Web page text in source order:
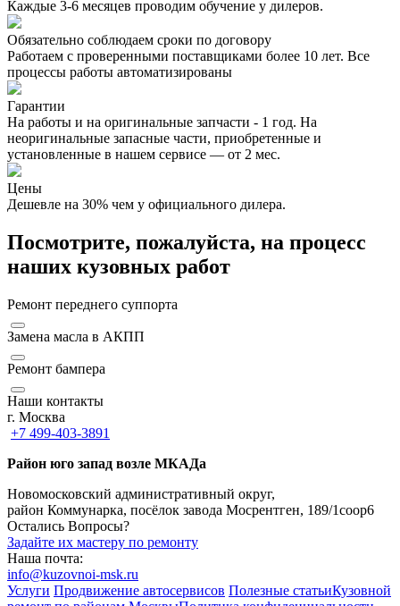
Каждые 3-6 месяцев проводим обучение у дилеров.
Обязательно соблюдаем сроки по договору
Работаем с проверенными поставщиками более 10 лет. Все
процессы работы автоматизированы
Гарантии
На работы и на оригинальные запчасти - 1 год. На
неоригинальные запасные части, приобретенные и
установленные в нашем сервисе — от 2 мес.
Цены
Дешевле на 30% чем у официального дилера.
Посмотрите, пожалуйста, на процесс
наших кузовных работ
Ремонт переднего суппорта
Замена масла в АКПП
Ремонт бампера
Наши контакты
г. Москва
+7 499-403-3891
Район юго запад возле МКАДа
Новомосковский административный округ,
район Коммунарка, посёлок завода Мосрентген, 189/1соор6
Остались Вопросы?
Задайте их мастеру по ремонту
Наша почта:
info@kuzovnoi-msk.ru
Услуги Продвижение автосервисов Полезные статьиКузовной